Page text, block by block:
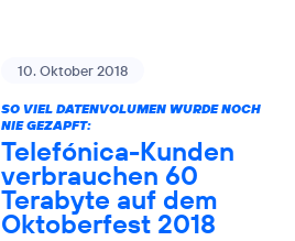
10. Oktober 2018
SO VIEL DATENVOLUMEN WURDE NOCH
NIE GEZAPFT:
Telefónica-Kunden
verbrauchen 60
Terabyte auf dem
Oktoberfest 2018